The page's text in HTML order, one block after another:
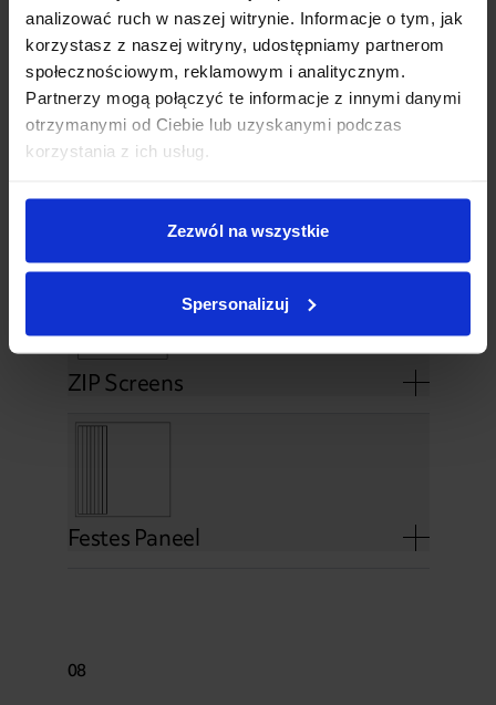
analizować ruch w naszej witrynie. Informacje o tym, jak
korzystasz z naszej witryny, udostępniamy partnerom
społecznościowym, reklamowym i analitycznym.
Partnerzy mogą połączyć te informacje z innymi danymi
otrzymanymi od Ciebie lub uzyskanymi podczas
korzystania z ich usług.
Zezwól na wszystkie
Spersonalizuj
Shutters
Verglasung
ZIP Screens
Festes Paneel
08